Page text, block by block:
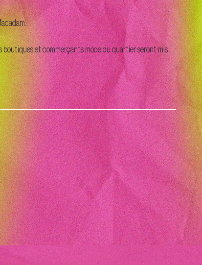
boutiques et commerçants mode du quartier seront mis